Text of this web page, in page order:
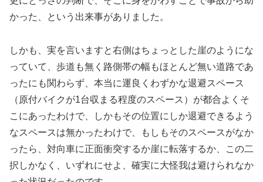
かった、という出来事がありました。
しかも、実を言いますと右側はちょっとした崖のようにな
っていて、歩道も無く路側帯の幅もほとんど無い道路であ
ったにも関わらず、本当に運良くわずかな退避スペース
（原付バイクが1台収まる程度のスペース）が都合よくそ
こにあったわけで、しかもその位置にしか退避できるよう
なスペースは無かったわけで、もしもそのスペースがなか
ったら、対向車に正面衝突するか崖に転落するか、この二
択しかなく、いずれにせよ、確実に大怪我は避けられなか